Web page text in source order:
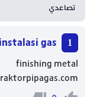
gas
finishing metal